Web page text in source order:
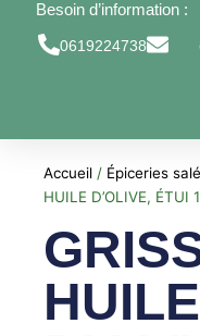
Besoin d’information :
0619224738
Accueil / Épiceries
HUILE D’OLIVE, ÉTUI
HUILE